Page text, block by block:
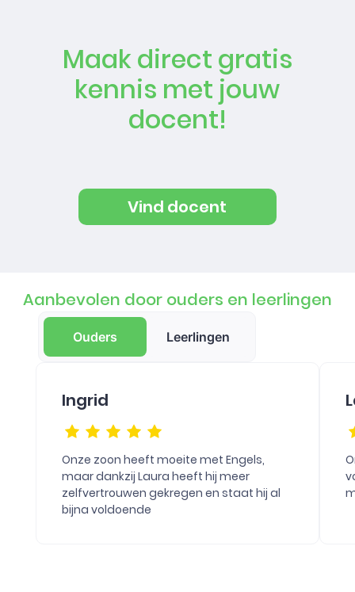
Maak direct gratis
kennis met jouw
docent!
Vind docent
Aanbevolen door ouders en leerlingen
Ouders Leerlingen
Ingrid
Onze zoon heeft moeite met Engels,
maar dankzij Laura heeft hij meer
zelfvertrouwen gekregen en staat hij al
bijna voldoende